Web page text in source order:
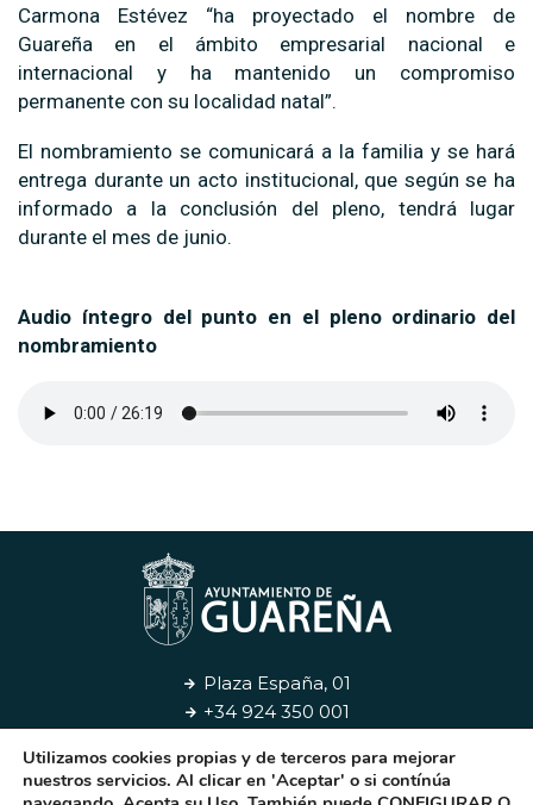
Carmona Estévez “ha proyectado el nombre de
Guareña en el ámbito empresarial nacional e
internacional y ha mantenido un compromiso
permanente con su localidad natal”.
El nombramiento se comunicará a la familia y se hará
entrega durante un acto institucional, que según se ha
informado a la conclusión del pleno, tendrá lugar
durante el mes de junio.
Audio íntegro del punto en el pleno ordinario del
nombramiento
Plaza España, 01
+34 924 350 001
Aviso Legal Privacidad Cookies Contacto
Utilizamos cookies propias y de terceros para mejorar
nuestros servicios. Al clicar en 'Aceptar' o si contínúa